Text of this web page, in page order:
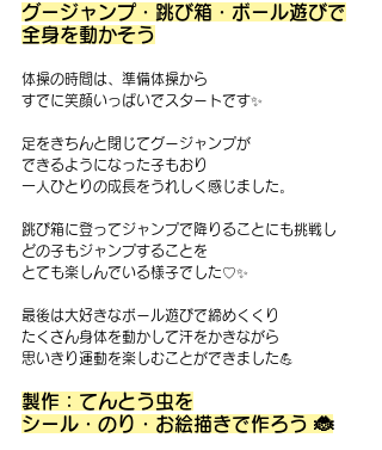
グージャンプ・跳び箱・ボール遊びで
全身を動かそう
体操の時間は、準備体操から
すでに笑顔いっぱいでスタートです✨
足をきちんと閉じてグージャンプが
できるようになった子もおり
一人ひとりの成長をうれしく感じました。
跳び箱に登ってジャンプで降りることにも挑戦し
どの子もジャンプすることを
とても楽しんでいる様子でした♡✨
最後は大好きなボール遊びで締めくくり
たくさん身体を動かして汗をかきながら
思いきり運動を楽しむことができました💪
製作：てんとう虫を
シール・のり・お絵描きで作ろう 🐞